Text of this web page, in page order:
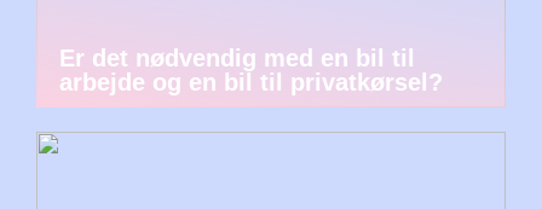
Er det nødvendig med en bil til
arbejde og en bil til privatkørsel?